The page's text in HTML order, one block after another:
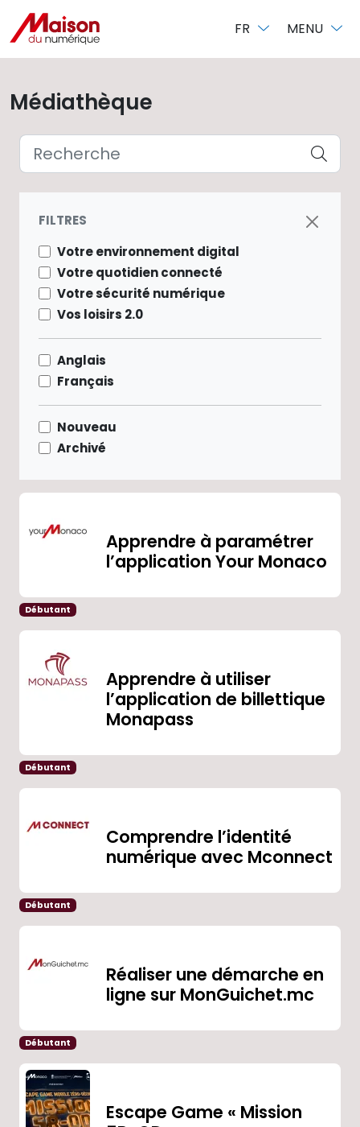
FR MENU
Médiathèque
FILTRES
Votre environnement digital
Votre quotidien connecté
Votre sécurité numérique
Vos loisirs 2.0
Anglais
Français
Nouveau
Archivé
Apprendre à paramétrer
l’application Your Monaco
Débutant
Apprendre à utiliser
l’application de billettique
Monapass
Débutant
Comprendre l’identité
numérique avec Mconnect
Débutant
Réaliser une démarche en
ligne sur MonGuichet.mc
Débutant
Escape Game « Mission